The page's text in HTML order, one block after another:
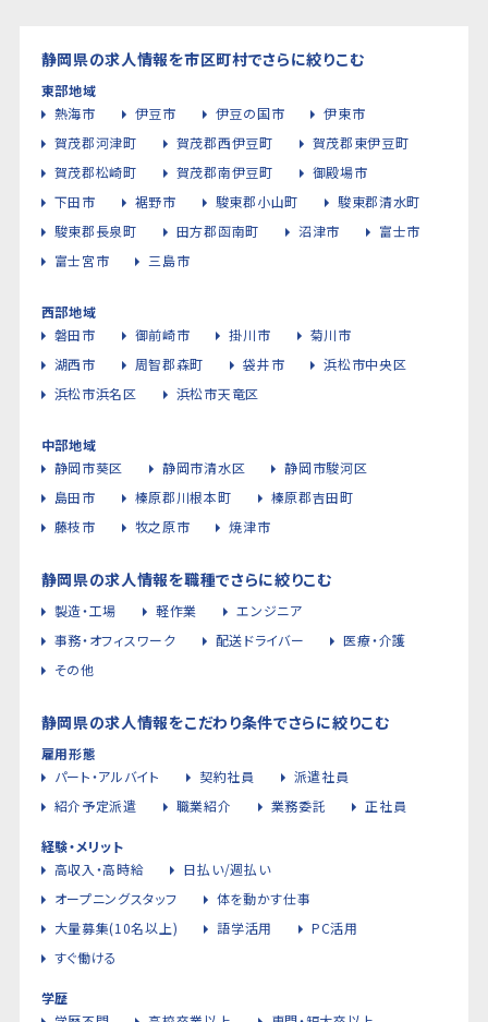
静岡県の求人情報を市区町村でさらに絞りこむ
東部地域
熱海市
伊豆市 伊豆の国市
伊東市
賀茂郡河津町
賀茂郡西伊豆町
賀茂郡東伊豆町
賀茂郡松崎町
賀茂郡南伊豆町
御殿場市
下田市
裾野市 駿東郡小山町
駿東郡清水町
駿東郡長泉町
田方郡函南町 沼津市
富士市
富士宮市
三島市
西部地域
磐田市
御前崎市 掛川市
菊川市
湖西市
周智郡森町 袋井市
浜松市中央区
浜松市浜名区
浜松市天竜区
中部地域
静岡市葵区
静岡市清水区
静岡市駿河区
島田市
榛原郡川根本町
榛原郡吉田町
藤枝市
牧之原市 焼津市
静岡県の求人情報を職種でさらに絞りこむ
製造・工場 軽作業
エンジニア
事務・オフィスワーク
配送ドライバー
医療・介護
その他
静岡県の求人情報をこだわり条件でさらに絞りこむ
雇用形態
パート・アルバイト
契約社員
派遣社員
紹介予定派遣
職業紹介 業務委託 正社員
経験・メリット
高収入・高時給
日払い/週払い
オープニングスタッフ
体を動かす仕事
大量募集(10名以上)
語学活用
PC活用
すぐ働ける
学歴